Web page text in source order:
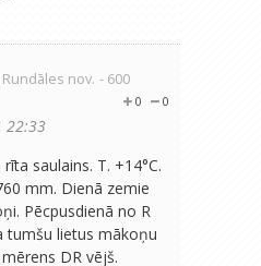
Rundāles nov. - 600
0
0
22:33
saulains. T. +14°C.
mm. Dienā zemie
Pēcpusdienā no R
tumšu lietus mākoņu
DR vējš.